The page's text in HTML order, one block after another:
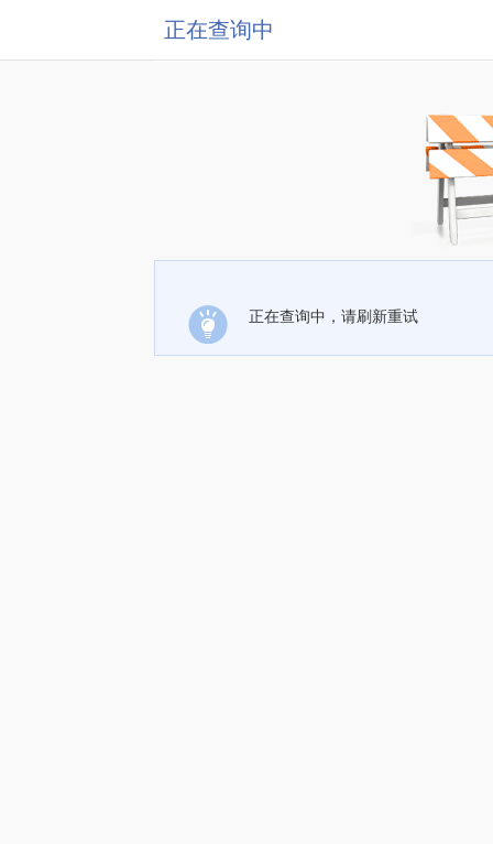
正在查询中
正在查询中，请刷新重试